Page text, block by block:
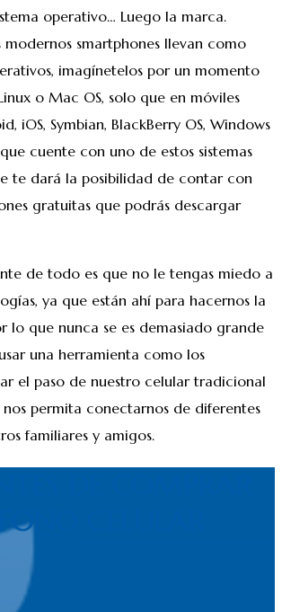
operativo… Luego la marca.
modernos smartphones llevan como
imagínetelos por un momento
o Mac OS, solo que en móviles
iOS, Symbian, BlackBerry OS, Windows
cuente con uno de estos sistemas
te dará la posibilidad de contar con
gratuitas que podrás descargar
de todo es que no le tengas miedo a
ya que están ahí para hacernos la
lo que nunca se es demasiado grande
una herramienta como los
el paso de nuestro celular tradicional
permita conectarnos de diferentes
familiares y amigos.
DE COMPRAR
CELULAR